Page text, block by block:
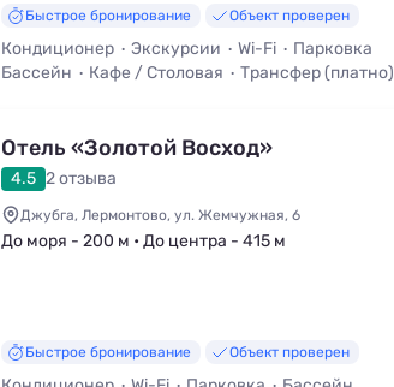
Быстрое бронирование Объект проверен
Кондиционер Экскурсии Wi-Fi
Парковка
Бассейн
Кафе / Столовая Трансфер (платно)
Отель «Золотой Восход»
4.5 2 отзыва
Джубга, Лермонтово, ул. Жемчужная, 6
До моря - 200 м • До центра - 415 м
Быстрое бронирование Объект проверен